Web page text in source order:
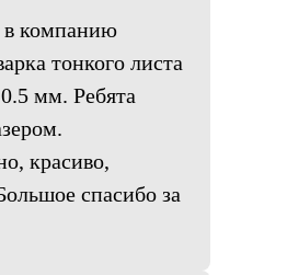
в компанию
тонкого листа
мм. Ребята
красиво,
спасибо за